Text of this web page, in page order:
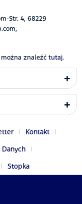
Str. 4, 68229
znaleźć tutaj.
Kontakt
Stopka